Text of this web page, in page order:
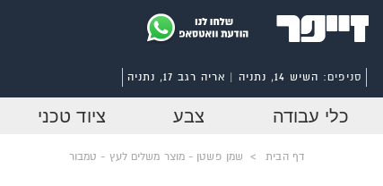
סניפים: השיש 14, נתניה | אריה רגב 17, נתניה
כלי עבודה צבע ציוד טכני
דף הבית > שמן פשטן - מוצר משלים לעץ - טמבור